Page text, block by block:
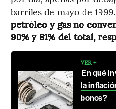
barriles de mayo de 1999.
petróleo y gas no
90% y 81% del total,
VER +
En qué
la
bonos?